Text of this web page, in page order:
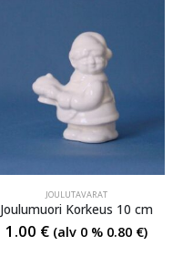
JOULUTAVARAT
Joulumuori Korkeus 10 cm
1.00 € (alv 0 % 0.80 €)